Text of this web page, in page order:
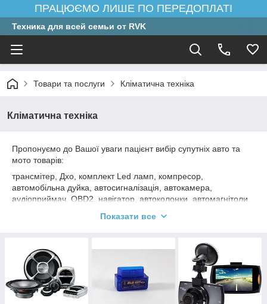
ПРАЦЮЄМО ЛИШЕ ПО ПЕРЕДОПЛАТІ
Техника для всей семьи от RVK
Товари та послуги Кліматична техніка
Кліматична техніка
Пропонуємо до Вашої уваги пацієнт вибір супутніх авто та
мото товарів:
трансмітер, Дхо, комплект Led ламп, компресор,
автомобільна дуйка, автосигналізація, автокамера,
аудіоприймач, OBD2, навігатор, автоколонки, автомагнітоли,
Показати все